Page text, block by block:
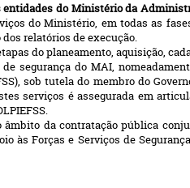
do Ministério da
doMinistério, em todas as
relatórios de execução.
do planeamento, aquisição,
de segurança do MAI,
sob tutela do membro do
serviços é assegurada em
da contratação pública
às Forças e Serviços de